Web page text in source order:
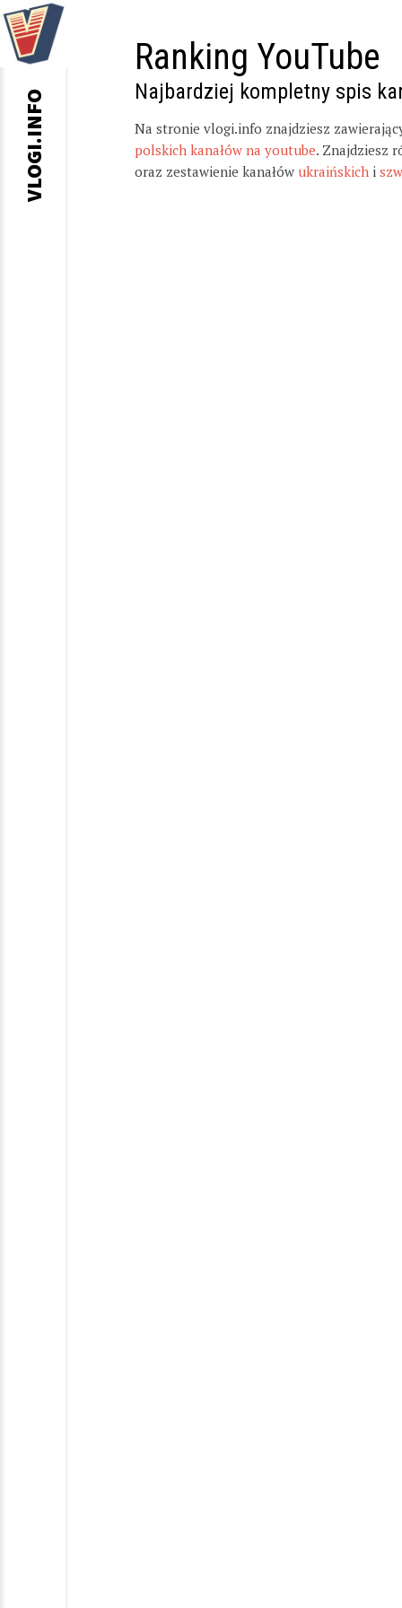
Ranking YouTube
Najbardziej kompletny spis
Na stronie vlogi.info znajdziesz
polskich kanałów na youtube. Znajdziesz
oraz zestawienie kanałów ukraińskich i
VLOGI.INFO